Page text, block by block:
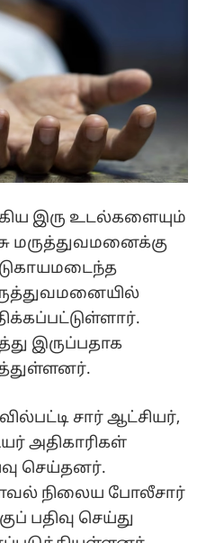
இரு உடல்களையும்
மருத்துவமனைக்கு
இருப்பதாக
சார் ஆட்சியர்,
அதிகாரிகள்
செய்தனர்.
நிலைய போலீசார்
பதிவு செய்து